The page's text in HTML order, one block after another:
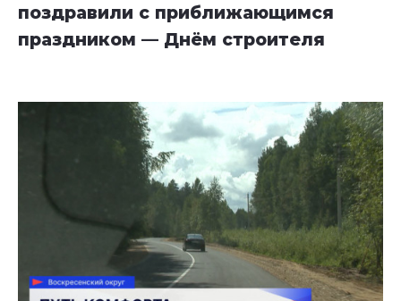
поздравили с приближающимся
праздником — Днём строителя